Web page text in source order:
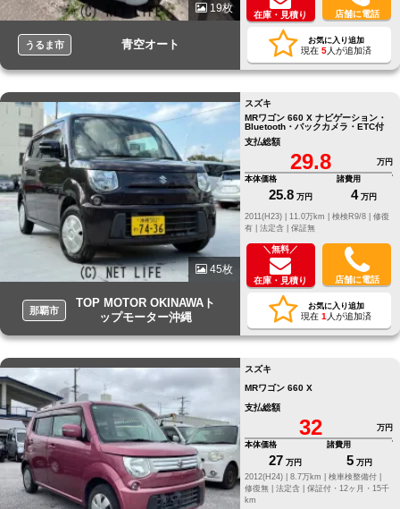
19枚
うるま市 青空オート
在庫・見積り 店舗に電話
お気に入り追加
現在 5人が追加済
45枚
那覇市
TOP MOTOR OKINAWAト
ップモーター沖縄
スズキ
MRワゴン 660 X ナビゲーション・
Bluetooth・バックカメラ・ETC付
支払総額
29.8
万円
本体価格
25.8 万円
諸費用
4 万円
修復
有 | 法定含 | 保証無
＼無料／
在庫・見積り 店舗に電話
お気に入り追加
現在 1 人が追加済
スズキ
MRワゴン 660 X
支払総額
32
万円
本体価格
27 万円
諸費用
5 万円
2012(H24) |
8.7万km |
検車検整備付 |
修復無 | 法定含 | 保証付・12ヶ月・15千
km